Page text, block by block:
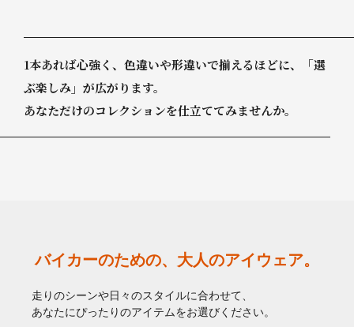
1本あれば心強く 、 色違いや形違いで揃えるほどに、 「選
ぶ楽しみ」 が広が り ます。
あなただけのコ レクショ ンを仕立ててみませんか。
バイカーのための、大人のアイウェア。
走りのシーンや日々のスタイルに合わせて、
あなたにぴったりのアイテムをお選びください。